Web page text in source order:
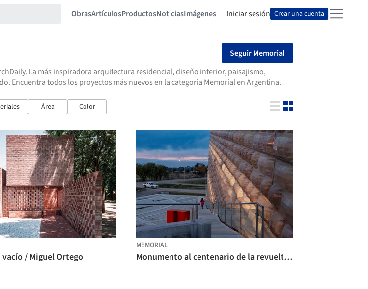
ObrasArtículosProductosNoticiasImágenes Iniciar sesión Crear una cuenta
Seguir Memorial
La más inspiradora arquitectura residencial, diseño interior, paisajismo,
Encuentra todos los proyectos más nuevos en la categoria Memorial en Argentina.
Área Color
vacío / Miguel Ortego
MEMORIAL
Monumento al centenario de la revuelta de los agricultores de Alcorta / [eCV] estudio Claudio Vekstein_Opera Publica